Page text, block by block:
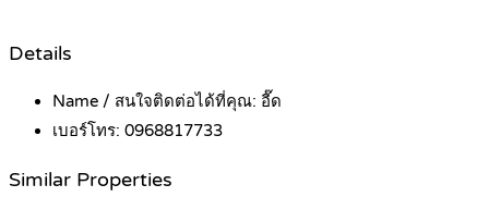
Details
Name / สนใจติดต่อได้ที่คุณ: อี๊ด
เบอร์โทร: 0968817733
Similar Properties